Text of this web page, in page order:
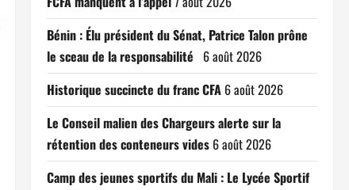
Bénin : Élu président du Sénat, Patrice Talon prône
le sceau de la responsabilité 6 août 2026
Historique succincte du franc CFA 6 août 2026
Le Conseil malien des Chargeurs alerte sur la
rétention des conteneurs vides 6 août 2026
Camp des jeunes sportifs du Mali : Le Lycée Sportif